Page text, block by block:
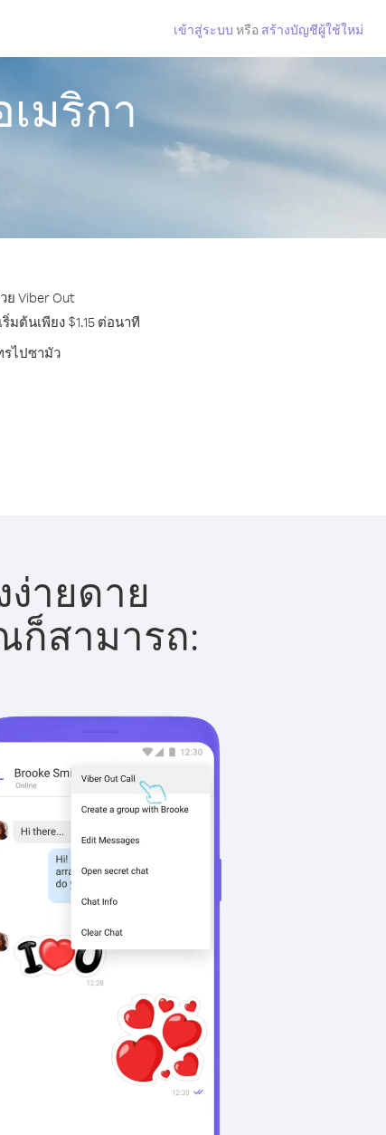
เข้าสู่ระบบ หรือ สร้างบัญชีผู้ใช้ใหม่
มริกา
Viber Out
ต้นเพียง $1.15 ต่อนาที
รไปซามัว
ายดาย
ก็สามารถ: